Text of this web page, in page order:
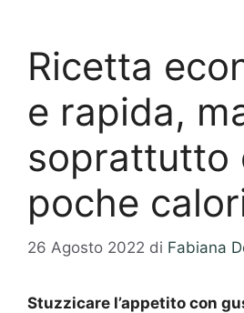
Ricetta
e rapida,
soprattutto
poche
26 Agosto 2022 di Fabiana
Stuzzicare l’appetito con